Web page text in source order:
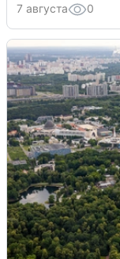
7 августа 0